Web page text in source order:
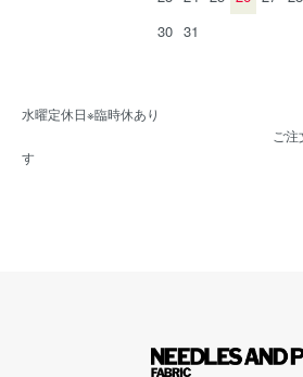
30 31
水曜定休日※臨時休
ご注文は年中受け
す